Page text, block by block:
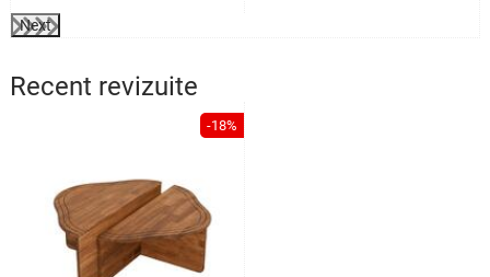
Next
Recent revizuite
-18%